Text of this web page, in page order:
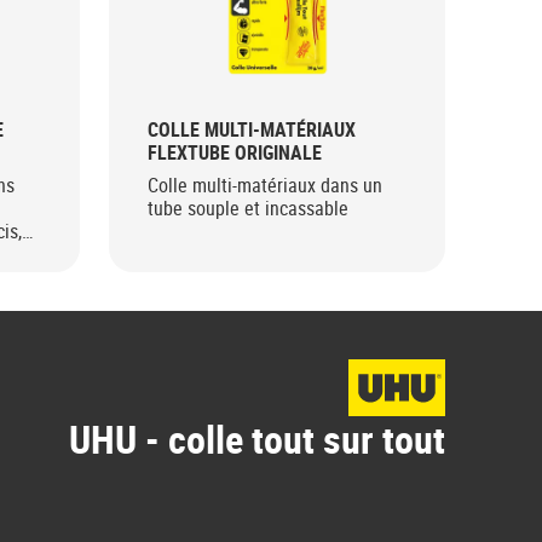
COLLE MULTI-MATÉRIAUX
FLEXTUBE ORIGINALE
Colle multi-matériaux dans un
tube souple et incassable
UHU - colle tout sur tout